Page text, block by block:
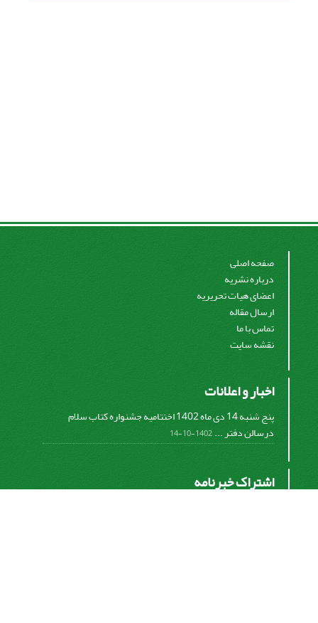
صفحه اصلی
درباره نشریه
اعضای هیات تحریریه
ارسال مقاله
تماس با ما
نقشه سایت
اخبار و اعلانات
پنج شنبه 14 دی ماه 1402 اختتامیه جشنواره کتاب سلام
درسالن دفتر ...1402-10-14
اشتراک خبرنامه